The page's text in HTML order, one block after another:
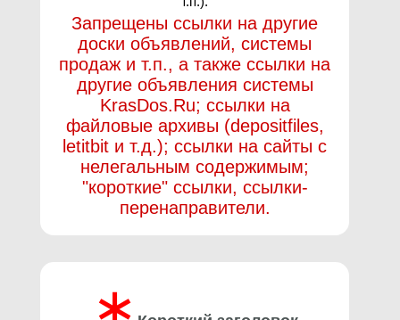
Запрещены ссылки на другие
доски объявлений, системы
продаж и т.п., а также ссылки на
другие объявления системы
KrasDos.Ru; ссылки на
файловые архивы (depositfiles,
letitbit и т.д.); ссылки на сайты с
нелегальным содержимым;
"короткие" ссылки, ссылки-
перенаправители.
∗